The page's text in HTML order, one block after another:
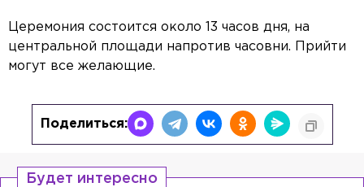
Церемония состоится около 13 часов дня, на
центральной площади напротив часовни. Прийти
могут все желающие.
Поделиться:
Будет интересно